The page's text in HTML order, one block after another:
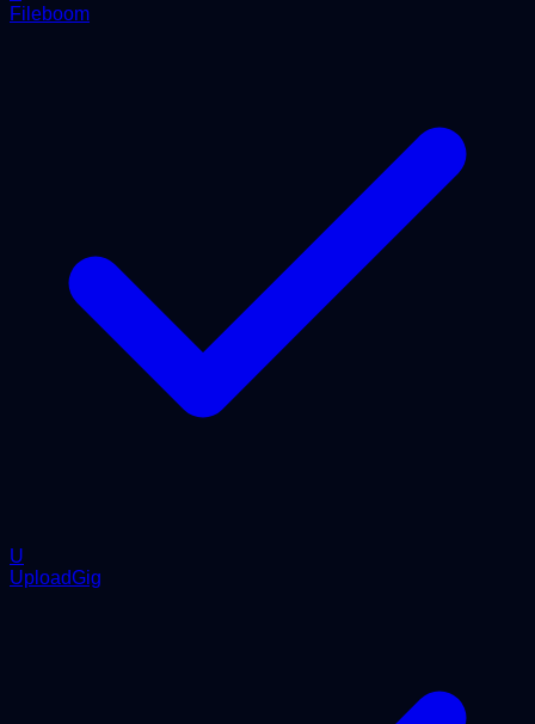
Fileboom
U
UploadGig